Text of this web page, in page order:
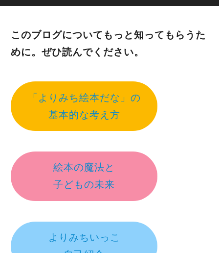
このブログについてもっと知ってもらうた
めに。ぜひ読んでください。
「よりみち絵本だな」の
基本的な考え方
絵本の魔法と
子どもの未来
よりみちいっこ